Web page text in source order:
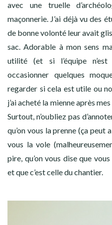
avec une truelle
maçonnerie. J’ai déjà vu des
de bonne volonté leur avait
sac. Adorable à mon sens
utilité (et si l’équipe
occasionner quelques
regarder si cela est utile ou
j’ai acheté la mienne après
Surtout, n’oubliez pas
qu’on vous la prenne (ça peut
vous la vole
pire, qu’on vous dise que
et que c’est celle du chantier.